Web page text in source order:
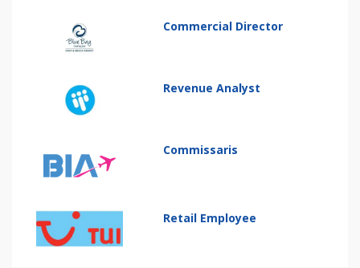
Commercial Director
Revenue Analyst
Commissaris
Retail Employee